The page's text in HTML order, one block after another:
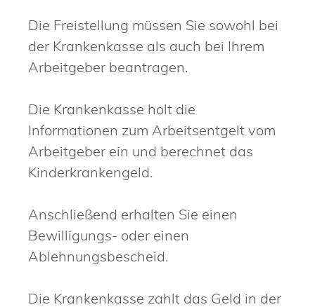
Die Freistellung müssen Sie sowohl bei
der Krankenkasse als auch bei Ihrem
Arbeitgeber beantragen.
Die Krankenkasse holt die
Informationen zum Arbeitsentgelt vom
Arbeitgeber ein und berechnet das
Kinderkrankengeld.
Anschließend erhalten Sie einen
Bewilligungs- oder einen
Ablehnungsbescheid.
Die Krankenkasse zahlt das Geld in der